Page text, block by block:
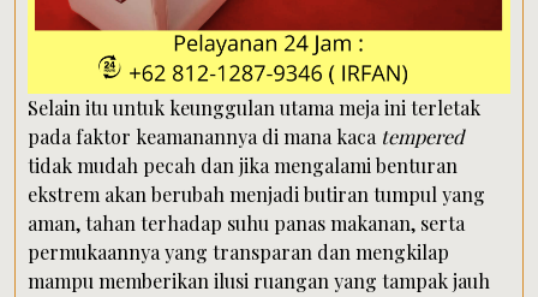
Selain itu untuk keunggulan utama meja ini terletak
pada faktor keamanannya di mana kaca tempered
tidak mudah pecah dan jika mengalami benturan
ekstrem akan berubah menjadi butiran tumpul yang
aman, tahan terhadap suhu panas makanan, serta
permukaannya yang transparan dan mengkilap
mampu memberikan ilusi ruangan yang tampak jauh